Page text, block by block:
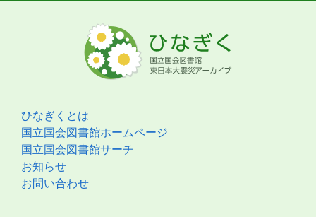
ひなぎくとは
国立国会図書館ホームページ
国立国会図書館サーチ
お知らせ
お問い合わせ